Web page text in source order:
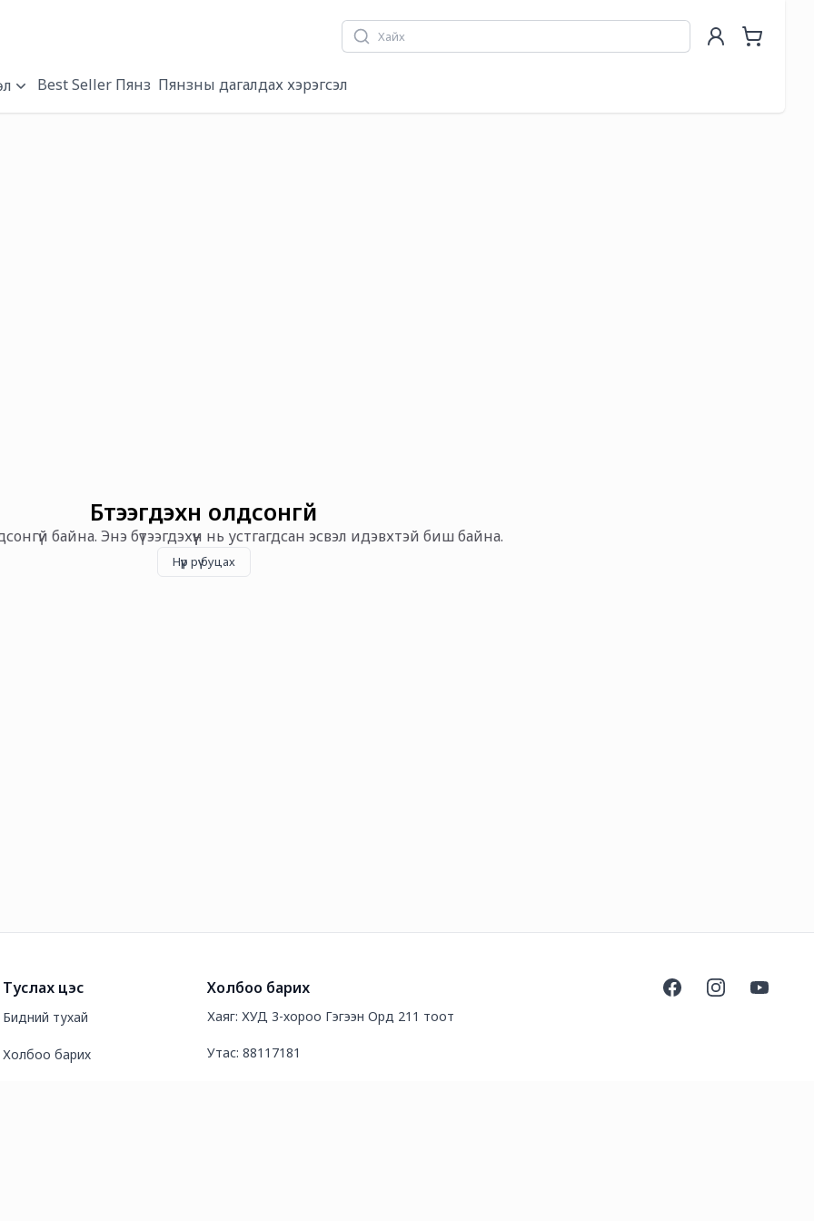
Best Seller Пянз Пянзны дагалдах хэрэгсэл
Бүтээгдэхүүн олдсонгүй
байна. Энэ бүтээгдэхүүн нь устгагдсан эсвэл идэвхтэй биш байна.
Нүүр рүү буцах
Туслах цэс
Бидний тухай
Холбоо барих
Холбоо барих
Хаяг: ХУД 3-хороо Гэгээн Орд 211 тоот
Утас: 88117181
FacebookInstagramYouTube